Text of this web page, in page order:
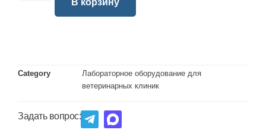
В корзину
Category
Лабораторное оборудование для
ветеринарных клиник
Задать вопрос: